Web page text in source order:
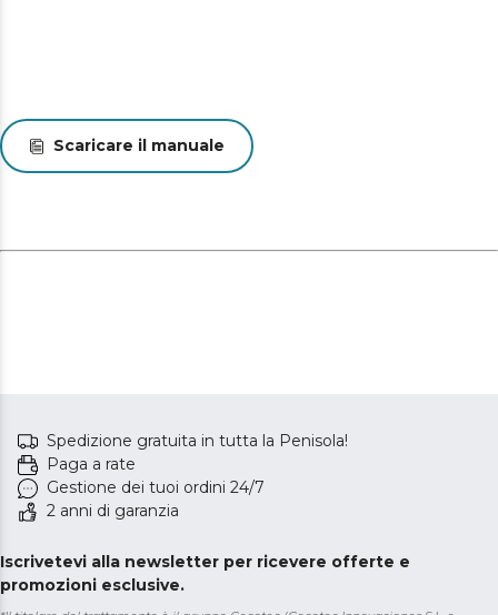
Scaricare il manuale
Spedizione gratuita in tutta la Penisola!
Paga a rate
Gestione dei tuoi ordini 24/7
2 anni di garanzia
Iscrivetevi alla newsletter per ricevere offerte e
promozioni esclusive.